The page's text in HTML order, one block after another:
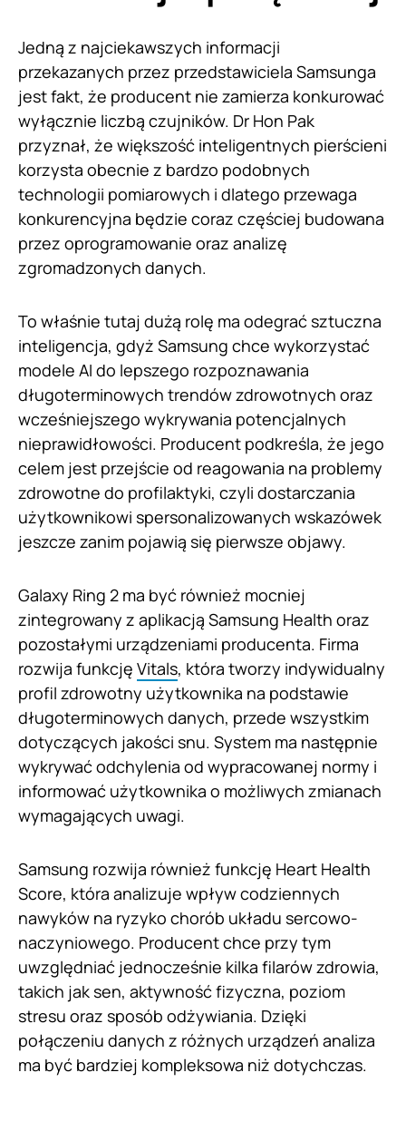
Jedną z najciekawszych informacji
przekazanych przez przedstawiciela Samsunga
jest fakt, że producent nie zamierza konkurować
wyłącznie liczbą czujników. Dr Hon Pak
przyznał, że większość inteligentnych pierścieni
korzysta obecnie z bardzo podobnych
technologii pomiarowych i dlatego przewaga
konkurencyjna będzie coraz częściej budowana
przez oprogramowanie oraz analizę
zgromadzonych danych.
To właśnie tutaj dużą rolę ma odegrać sztuczna
inteligencja, gdyż Samsung chce wykorzystać
modele AI do lepszego rozpoznawania
długoterminowych trendów zdrowotnych oraz
wcześniejszego wykrywania potencjalnych
nieprawidłowości. Producent podkreśla, że jego
celem jest przejście od reagowania na problemy
zdrowotne do profilaktyki, czyli dostarczania
użytkownikowi spersonalizowanych wskazówek
jeszcze zanim pojawią się pierwsze objawy.
Galaxy Ring 2 ma być również mocniej
zintegrowany z aplikacją Samsung Health oraz
pozostałymi urządzeniami producenta. Firma
rozwija funkcję Vitals, która tworzy indywidualny
profil zdrowotny użytkownika na podstawie
długoterminowych danych, przede wszystkim
dotyczących jakości snu. System ma następnie
wykrywać odchylenia od wypracowanej normy i
informować użytkownika o możliwych zmianach
wymagających uwagi.
Samsung rozwija również funkcję Heart Health
Score, która analizuje wpływ codziennych
nawyków na ryzyko chorób układu sercowo-
naczyniowego. Producent chce przy tym
uwzględniać jednocześnie kilka filarów zdrowia,
takich jak sen, aktywność fizyczna, poziom
stresu oraz sposób odżywiania. Dzięki
połączeniu danych z różnych urządzeń analiza
ma być bardziej kompleksowa niż dotychczas.